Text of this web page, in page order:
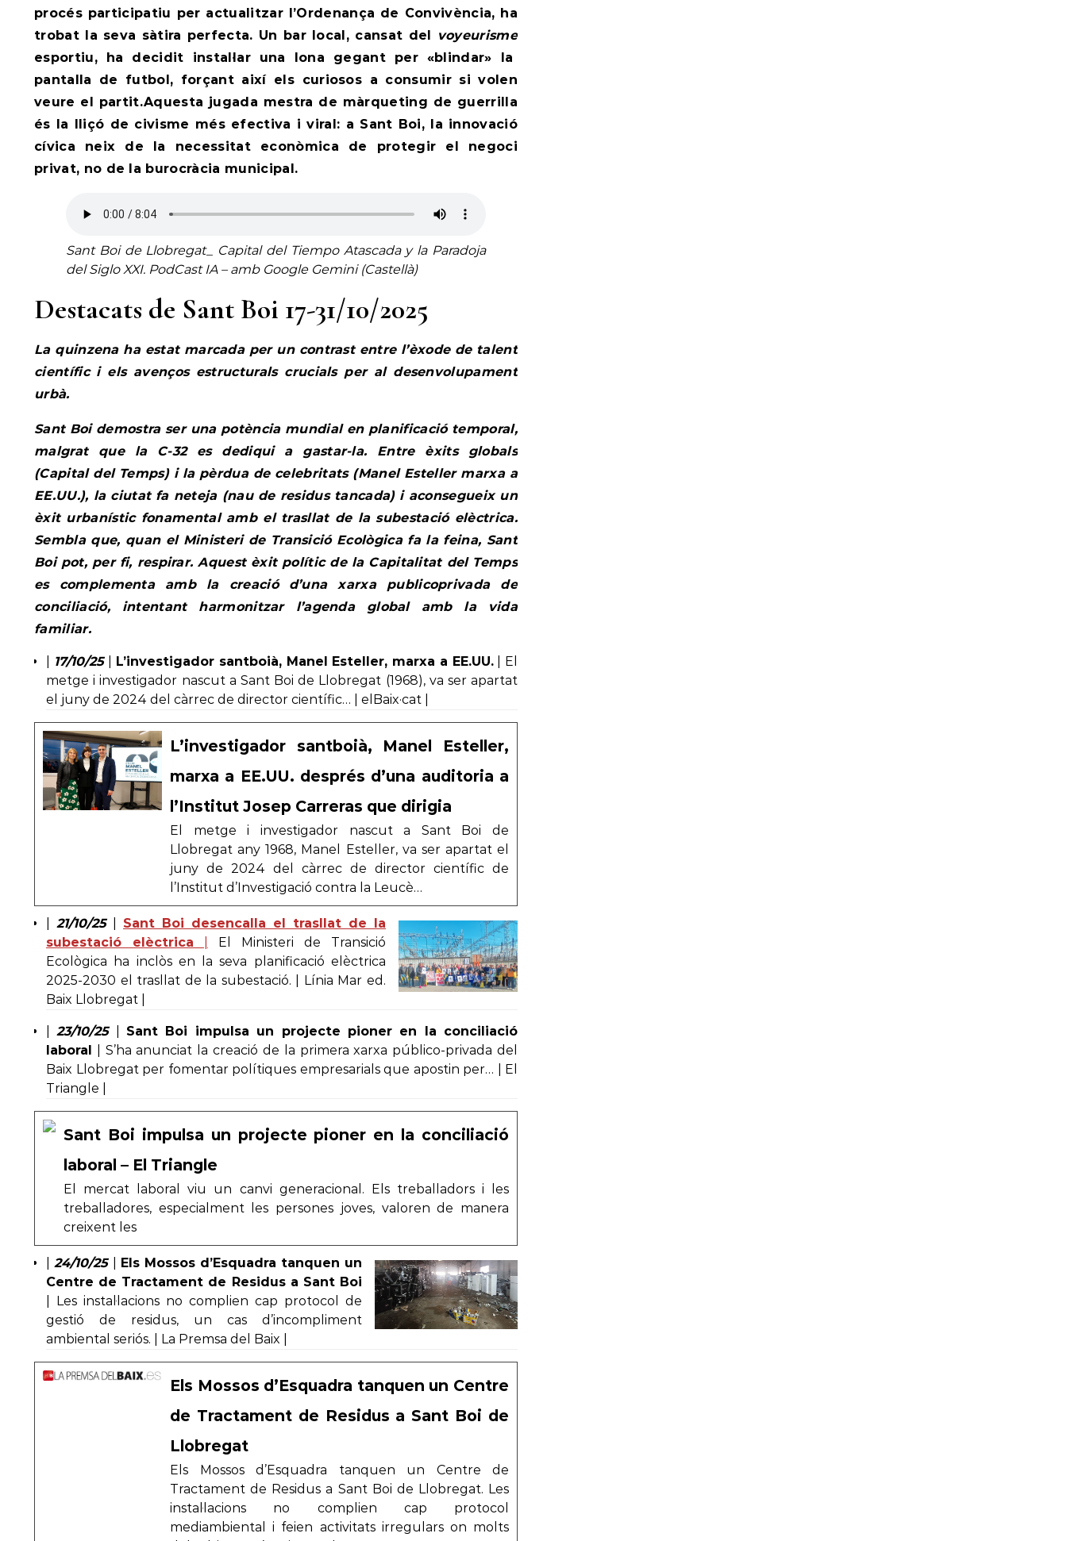
procés participatiu per actualitzar l’Ordenança de Convivència, ha
trobat la seva sàtira perfecta. Un bar local, cansat del
voyeurisme
esportiu, ha decidit instal·lar una lona gegant per «blindar» la
pantalla de futbol, forçant així els curiosos a consumir si volen
veure el partit.Aquesta jugada mestra de màrqueting de guerrilla
és la lliçó de civisme més efectiva i viral: a Sant Boi, la innovació
cívica neix de la necessitat econòmica de protegir el negoci
privat, no de la burocràcia municipal.
Sant Boi de Llobregat_ Capital del Tiempo Atascada y la Paradoja
del Siglo XXI. PodCast IA – amb Google Gemini (Castellà)
Destacats de Sant Boi 17-31/10/2025
La quinzena ha estat marcada per un contrast entre l’èxode de talent
científic i els avenços estructurals crucials per al desenvolupament
urbà.
Sant Boi demostra ser una potència mundial en planificació temporal,
malgrat que la C-32 es dediqui a gastar-la. Entre èxits globals
(Capital del Temps) i la pèrdua de celebritats (Manel Esteller marxa a
EE.UU.), la ciutat fa neteja (nau de residus tancada) i aconsegueix un
èxit urbanístic fonamental amb el trasllat de la subestació elèctrica.
Sembla que, quan el Ministeri de Transició Ecològica fa la feina, Sant
Boi pot, per fi, respirar. Aquest èxit polític de la Capitalitat del Temps
es complementa amb la creació d’una xarxa publicoprivada de
conciliació, intentant harmonitzar l’agenda global amb la vida
familiar.
17/10/25 L’investigador santboià, Manel Esteller, marxa a EE.UU.| El
metge i investigador nascut a Sant Boi de Llobregat (1968), va ser apartat
el juny de 2024 del càrrec de director científic… | elBaix·cat |
L’investigador santboià, Manel Esteller,
marxa a EE.UU. després d’una auditoria a
l’Institut Josep Carreras que dirigia
El metge i investigador nascut a Sant Boi de
Llobregat any 1968, Manel Esteller, va ser apartat el
juny de 2024 del càrrec de director científic de
l’Institut d’Investigació contra la Leucè…
21/10/25| Sant Boi desencalla el trasllat de la
subestació elèctrica
El Ministeri de Transició
Ecològica ha inclòs en la seva planificació elèctrica
2025-2030 el trasllat de la subestació. | Línia Mar ed.
Baix Llobregat |
|23/10/25| Sant Boi impulsa un projecte pioner en la conciliació
laboral
| S’ha anunciat la creació de la primera xarxa público-privada del
Baix Llobregat per fomentar polítiques empresarials que apostin per… | El
Triangle |
Sant Boi impulsa un projecte pioner en la conciliació
laboral – El Triangle
El mercat laboral viu un canvi generacional. Els treballadors i les
treballadores, especialment les persones joves, valoren de manera
creixent les
24/10/25
Els Mossos d’Esquadra tanquen un
Centre de Tractament de Residus a Sant Boi
| Les instal·lacions no complien cap protocol de
gestió de residus, un cas d’incompliment
ambiental seriós. | La Premsa del Baix |
Els Mossos d’Esquadra tanquen un Centre
de Tractament de Residus a Sant Boi de
Llobregat
Els Mossos d’Esquadra tanquen un Centre de
Tractament de Residus a Sant Boi de Llobregat. Les
instal·lacions no complien cap protocol
mediambiental i feien activitats irregulars on molts